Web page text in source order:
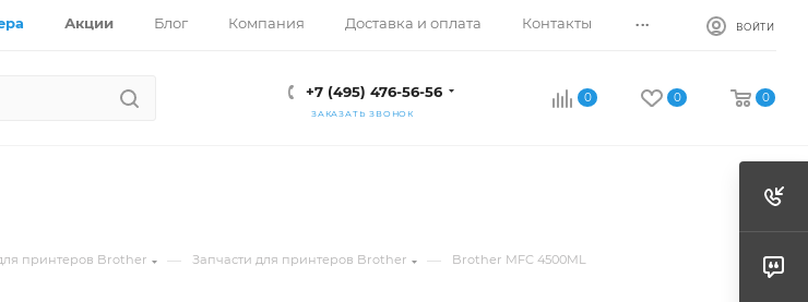
Акции Блог Компания Доставка и оплата Контакты ... ВОЙТИ
+7 (495) 476-56-56
ЗАКАЗАТЬ ЗВОНОК
0 0 0
принтеров Brother — Запчасти для принтеров Brother — Brother MFC 4500ML